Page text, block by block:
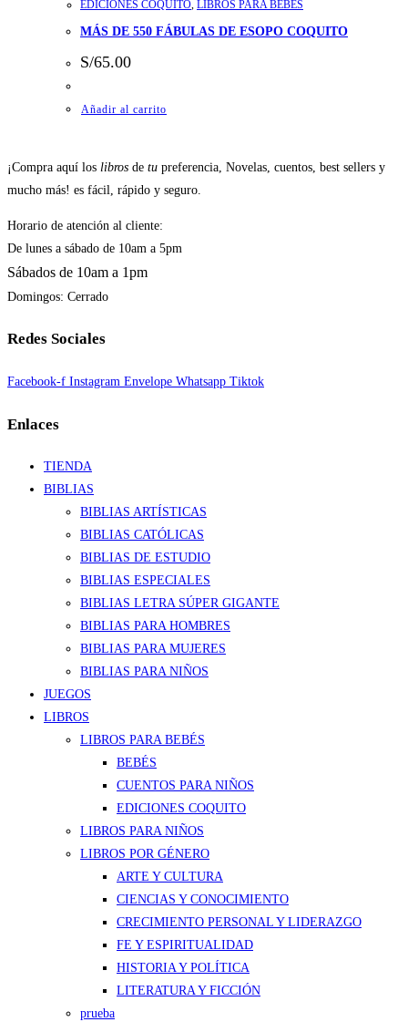
EDICIONES COQUITO LIBROS PARA BEBÉS
MÁS DE 550 FÁBULAS DE ESOPO COQUITO
S/65.00
Añadir al carrito
¡Compra aquí los libros de tu preferencia, Novelas, cuentos, best sellers y
mucho más! es fácil, rápido y seguro.
Horario de atención al cliente:
De lunes a sábado de 10am a 5pm
Sábados de 10am a 1pm
Domingos: Cerrado
Redes Sociales
Facebook-f Instagram Envelope Whatsapp Tiktok
Enlaces
TIENDA
BIBLIAS
BIBLIAS ARTÍSTICAS
BIBLIAS CATÓLICAS
BIBLIAS DE ESTUDIO
BIBLIAS ESPECIALES
BIBLIAS LETRA SÚPER GIGANTE
BIBLIAS PARA HOMBRES
BIBLIAS PARA MUJERES
BIBLIAS PARA NIÑOS
JUEGOS
LIBROS
LIBROS PARA BEBÉS
BEBÉS
CUENTOS PARA NIÑOS
EDICIONES COQUITO
LIBROS PARA NIÑOS
LIBROS POR GÉNERO
ARTE Y CULTURA
CIENCIAS Y CONOCIMIENTO
CRECIMIENTO PERSONAL Y LIDERAZGO
FE Y ESPIRITUALIDAD
HISTORIA Y POLÍTICA
LITERATURA Y FICCIÓN
prueba